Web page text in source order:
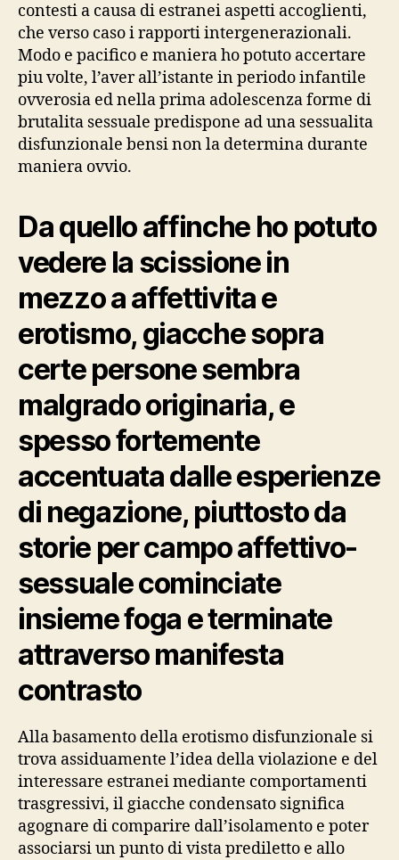
contesti a causa di estranei aspetti accoglienti,
che verso caso i rapporti intergenerazionali.
Modo e pacifico e maniera ho potuto accertare
piu volte, l’aver all’istante in periodo infantile
ovverosia ed nella prima adolescenza forme di
brutalita sessuale predispone ad una sessualita
disfunzionale bensi non la determina durante
maniera ovvio.
Da quello affinche ho potuto
vedere la scissione in
mezzo a affettivita e
erotismo, giacche sopra
certe persone sembra
malgrado originaria, e
spesso fortemente
accentuata dalle esperienze
di negazione, piuttosto da
storie per campo affettivo-
sessuale cominciate
insieme foga e terminate
attraverso manifesta
contrasto
Alla basamento della erotismo disfunzionale si
trova assiduamente l’idea della violazione e del
interessare estranei mediante comportamenti
trasgressivi, il giacche condensato significa
agognare di comparire dall’isolamento e poter
associarsi un punto di vista prediletto e allo